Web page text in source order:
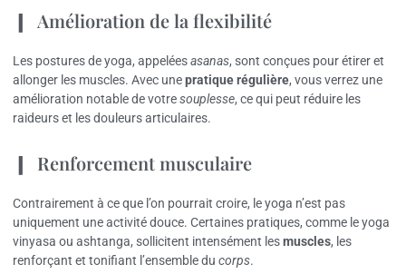
Amélioration de la flexibilité
Les postures de yoga, appeléesasanas, sont conçues pour étirer et
allonger les muscles. Avec unepratique régulière, vous verrez une
amélioration notable de votresouplesse, ce qui peut réduire les
raideurs et les douleurs articulaires.
Renforcement musculaire
Contrairement à ce que l’on pourrait croire, le yoga n’est pas
uniquement une activité douce. Certaines pratiques, comme le yoga
vinyasa ou ashtanga, sollicitent intensément lesmuscles, les
renforçant et tonifiant l’ensemble du corps.